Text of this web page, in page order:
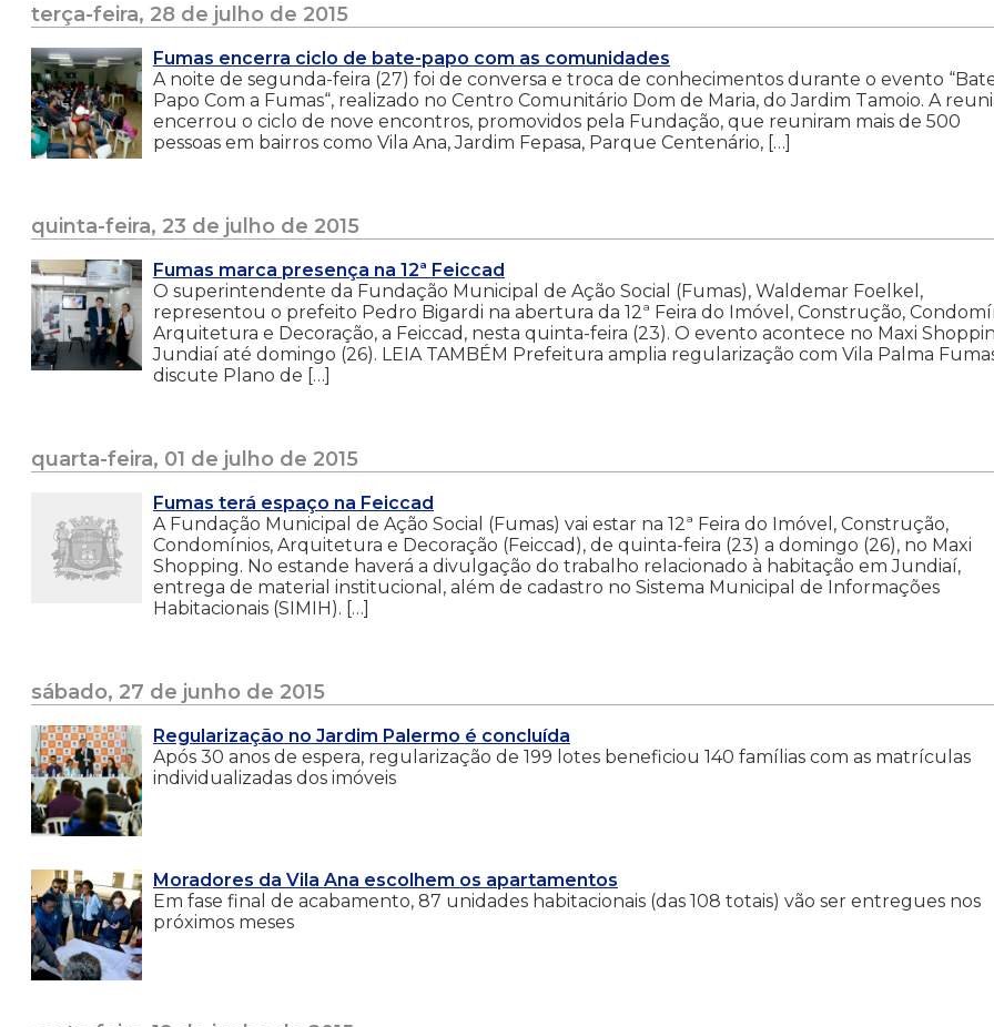
terça-feira, 28 de julho de 2015
Fumas encerra ciclo de bate-papo com as comunidades
A noite de segunda-feira (27) foi de conversa e troca de conhecimentos durante o evento
Papo Com a Fumas“, realizado no Centro Comunitário Dom de Maria, do Jardim Tamoio. A
encerrou o ciclo de nove encontros, promovidos pela Fundação, que reuniram mais de 500
pessoas em bairros como Vila Ana, Jardim Fepasa, Parque Centenário, […]
quinta-feira, 23 de julho de 2015
Fumas marca presença na 12ª Feiccad
O superintendente da Fundação Municipal de Ação Social (Fumas), Waldemar Foelkel,
representou o prefeito Pedro Bigardi na abertura da 12ª Feira do Imóvel, Construção,
Arquitetura e Decoração, a Feiccad, nesta quinta-feira (23). O evento acontece no Maxi
Jundiaí até domingo (26). LEIA TAMBÉM Prefeitura amplia regularização com Vila Palma
discute Plano de […]
quarta-feira, 01 de julho de 2015
Fumas terá espaço na Feiccad
A Fundação Municipal de Ação Social (Fumas) vai estar na 12ª Feira do Imóvel, Construção,
Condomínios, Arquitetura e Decoração (Feiccad), de quinta-feira (23) a domingo (26), no Maxi
Shopping. No estande haverá a divulgação do trabalho relacionado à habitação em Jundiaí,
entrega de material institucional, além de cadastro no Sistema Municipal de Informações
Habitacionais (SIMIH). […]
sábado, 27 de junho de 2015
Regularização no Jardim Palermo é concluída
Após 30 anos de espera, regularização de 199 lotes beneficiou 140 famílias com as matrículas
individualizadas dos imóveis
Moradores da Vila Ana escolhem os apartamentos
Em fase final de acabamento, 87 unidades habitacionais (das 108 totais) vão ser entregues nos
próximos meses